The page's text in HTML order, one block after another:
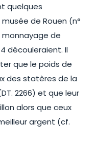
quelques
de Rouen (n°
monnayage de
découleraient. Il
que le poids de
des statères de la
2266) et que leur
alors que ceux
argent (cf.